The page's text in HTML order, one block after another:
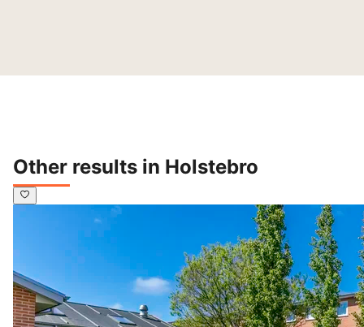
Other results in Holstebro